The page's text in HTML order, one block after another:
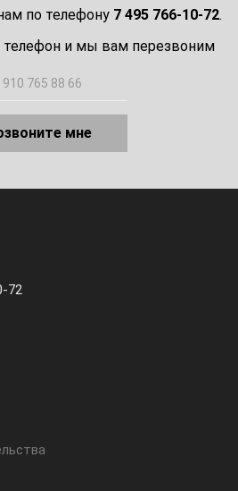
по телефону 7 495 766-10-72.
телефон и мы вам перезвоним
Позвоните мне
72